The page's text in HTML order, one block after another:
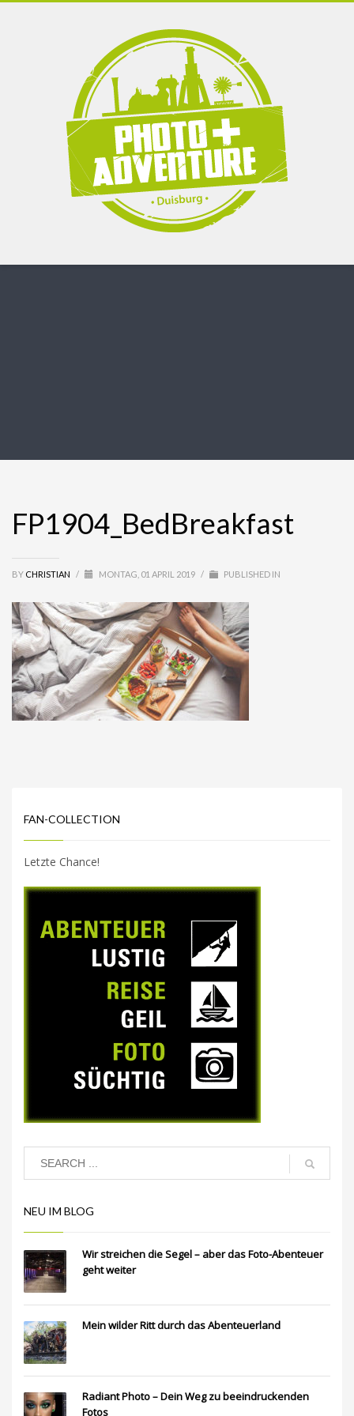
FP1904_BedBreakfast
BY CHRISTIAN / MONTAG, 01 APRIL 2019 / PUBLISHED IN
FAN-COLLECTION
Letzte Chance!
NEU IM BLOG
Wir streichen die Segel – aber das Foto-Abenteuer
geht weiter
Mein wilder Ritt durch das Abenteuerland
Radiant Photo – Dein Weg zu beeindruckenden
Fotos